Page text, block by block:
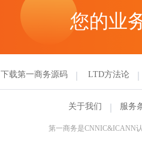
您的业
下载第一商务源码 LTD方法论
关于我们 服务
第一商务是CNNIC&ICANN